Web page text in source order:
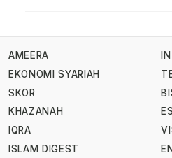
AMEERA
EKONOMI SYARIAH
SKOR
KHAZANAH
IQRA
ISLAM DIGEST